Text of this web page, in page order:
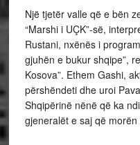
Një tjetër valle që e bën
“Marshi i UÇK”-së,
Rustani, nxënës i
gjuhën e bukur shqipe”,
Kosova”. Ethem Gashi,
përshëndeti dhe uroi
Shqipërinë nënë që ka
gjeneralët e saj që